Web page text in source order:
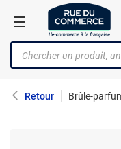
Retour Brûle-